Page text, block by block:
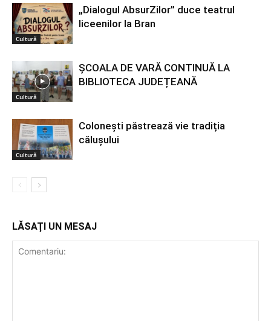
Cultură
„Dialogul AbsurZilor” duce teatrul
liceenilor la Bran
Cultură
ȘCOALA DE VARĂ CONTINUĂ LA
BIBLIOTECA JUDEȚEANĂ
Cultură
Colonești păstrează vie tradiția
călușului
LĂSAȚI UN MESAJ